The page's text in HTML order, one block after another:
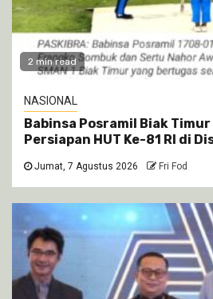
2 min read
NASIONAL
Babinsa Posramil Biak
Persiapan HUT Ke-81 RI di
Jumat, 7 Agustus 2026 Fri Fod